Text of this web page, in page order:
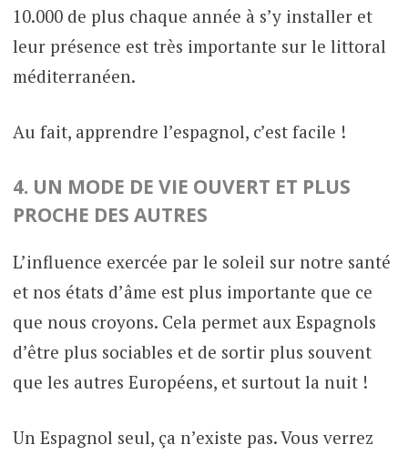
10.000 de plus chaque année à s’y installer et
leur présence est très importante sur le littoral
méditerranéen.
Au fait, apprendre l’espagnol, c’est facile !
4. UN MODE DE VIE OUVERT ET PLUS
PROCHE DES AUTRES
L’influence exercée par le soleil sur notre santé
et nos états d’âme est plus importante que ce
que nous croyons. Cela permet aux Espagnols
d’être plus sociables et de sortir plus souvent
que les autres Européens, et surtout la nuit !
Un Espagnol seul, ça n’existe pas. Vous verrez